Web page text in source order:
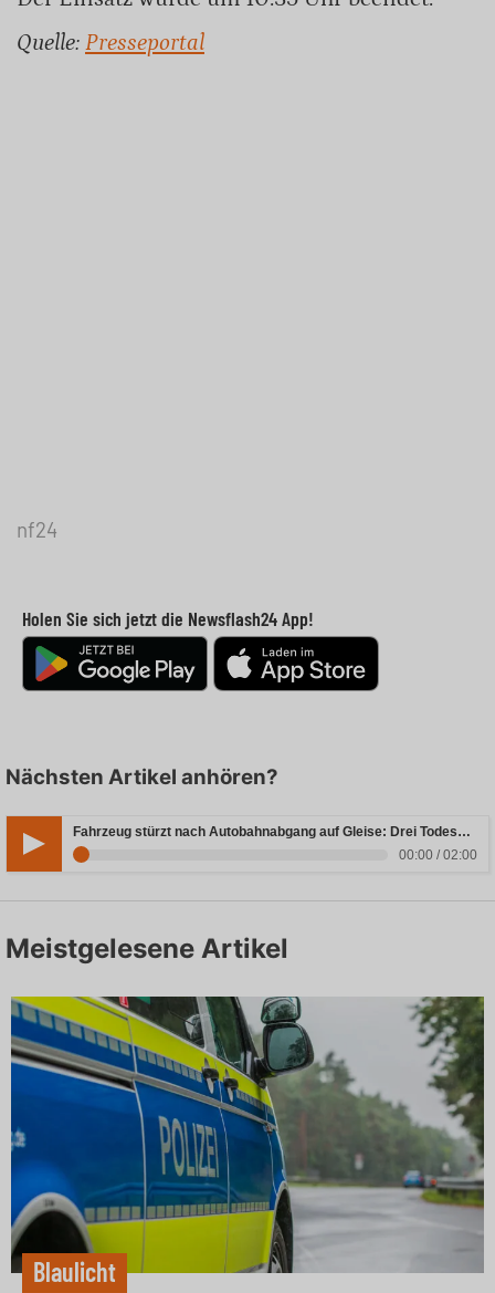
Quelle: Presseportal
nf24
Holen Sie sich jetzt die Newsflash24 App!
Nächsten Artikel anhören?
Fahrzeug stürzt nach Autobahnabgang auf Gleise: Drei Todesopfer in Bayern
00:00 / 02:00
Meistgelesene Artikel
Blaulicht